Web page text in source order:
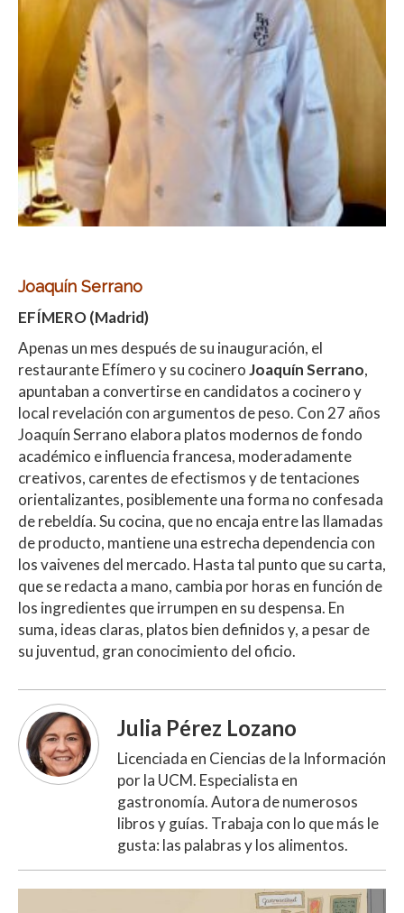
Joaquín Serrano
EFÍMERO (Madrid)
Apenas un mes después de su inauguración, el
restaurante Efímero y su cocineroJoaquín Serrano,
apuntaban a convertirse en candidatos a cocinero y
local revelación con argumentos de peso. Con 27 años
Joaquín Serrano elabora platos modernos de fondo
académico e influencia francesa, moderadamente
creativos, carentes de efectismos y de tentaciones
orientalizantes, posiblemente una forma no confesada
de rebeldía. Su cocina, que no encaja entre las llamadas
de producto, mantiene una estrecha dependencia con
los vaivenes del mercado. Hasta tal punto que su carta,
que se redacta a mano, cambia por horas en función de
los ingredientes que irrumpen en su despensa. En
suma, ideas claras, platos bien definidos y, a pesar de
su juventud, gran conocimiento del oficio.
Julia Pérez Lozano
Licenciada en Ciencias de la Información
por la UCM. Especialista en
gastronomía. Autora de numerosos
libros y guías. Trabaja con lo que más le
gusta: las palabras y los alimentos.